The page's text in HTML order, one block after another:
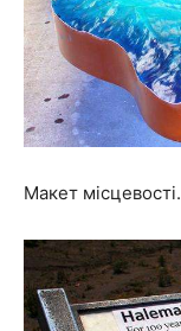
Макет місцевості.